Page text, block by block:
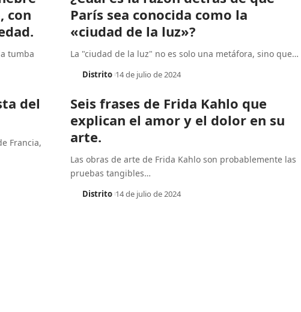
con
tumba
París sea conocida como la
«ciudad de la luz»?
La "ciudad de la luz" no es solo una metáfora, sino que…
Distrito 14 de julio de 2024
del
Francia,
Seis frases de Frida Kahlo que
explican el amor y el dolor en su
arte.
Las obras de arte de Frida Kahlo son probablemente las
pruebas tangibles…
Distrito 14 de julio de 2024